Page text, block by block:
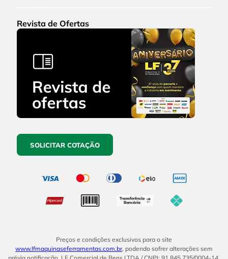
Revista de Ofertas
SOLICITAR COTAÇÃO
Preços e condições exclusivos para o site
www.lfmaquinaseferramentas.com.br, podendo sofrer alterações sem